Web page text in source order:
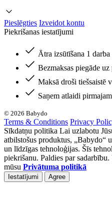
Pieslēgties Izveidot kontu
Piekrišanas iestatījumi
Ātra izsūtīšana 1 darba
Bezmaksas piegāde
Maksā droši tiešsaistē
Saņem atlaidi
© 2026 Babydo
Terms & Conditions Privacy
Sīkdatņu politika Lai uzlabotu
atbilstošus produktus, „Babydo“
un līdzīgas tehnoloģijas. Šīs
piekrišanu. Paldies par
mūsu Privātuma politikā
Iestatījumi Agree